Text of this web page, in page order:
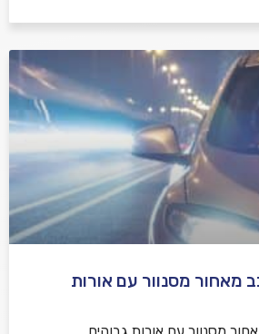
מאחור מסנוור עם אורות
מסנוור עם אורות גבוהים,